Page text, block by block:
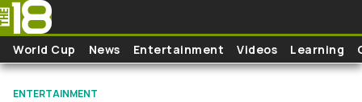
Skip to main content
World Cup News Entertainment Videos Learning
ENTERTAINMENT